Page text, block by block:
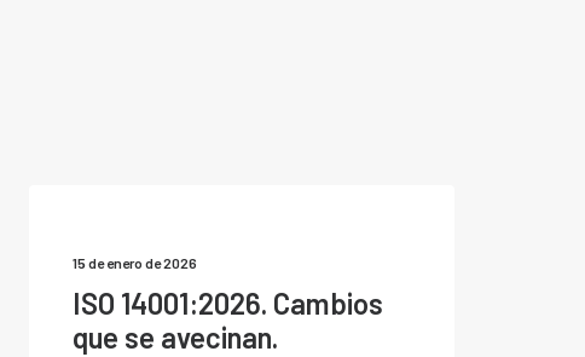
15 de enero de 2026
ISO 14001:2026. Cambios
que se avecinan.